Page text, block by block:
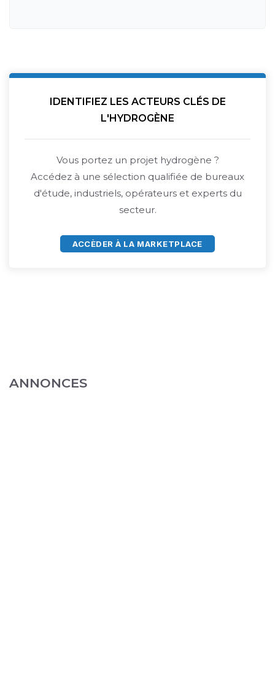
IDENTIFIEZ LES ACTEURS CLÉS DE
L'HYDROGÈNE
Vous portez un projet hydrogène ?
Accédez à une sélection qualifiée de bureaux
d'étude, industriels, opérateurs et experts du
secteur.
ACCÈDER À LA MARKETPLACE
ANNONCES